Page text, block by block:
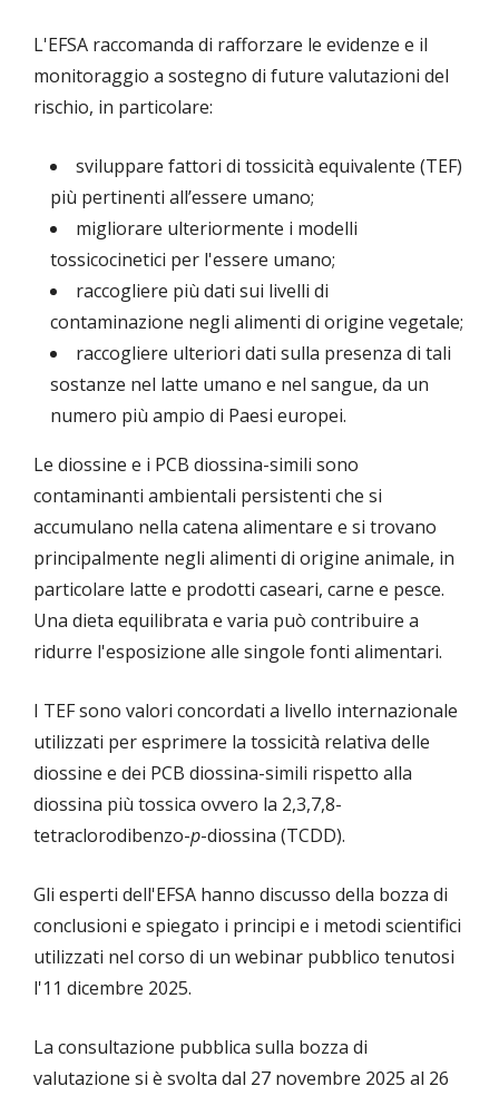
L'EFSA raccomanda di rafforzare le evidenze e il
monitoraggio a sostegno di future valutazioni del
rischio, in particolare:
sviluppare fattori di tossicità equivalente (TEF)
più pertinenti all’essere umano;
migliorare ulteriormente i modelli
tossicocinetici per l'essere umano;
raccogliere più dati sui livelli di
contaminazione negli alimenti di origine vegetale;
raccogliere ulteriori dati sulla presenza di tali
sostanze nel latte umano e nel sangue, da un
numero più ampio di Paesi europei.
Le diossine e i PCB diossina-simili sono
contaminanti ambientali persistenti che si
accumulano nella catena alimentare e si trovano
principalmente negli alimenti di origine animale, in
particolare latte e prodotti caseari, carne e pesce.
Una dieta equilibrata e varia può contribuire a
ridurre l'esposizione alle singole fonti alimentari.
I TEF sono valori concordati a livello internazionale
utilizzati per esprimere la tossicità relativa delle
diossine e dei PCB diossina-simili rispetto alla
diossina più tossica ovvero la 2,3,7,8-
tetraclorodibenzo-p-diossina (TCDD).
Gli esperti dell'EFSA hanno discusso della bozza di
conclusioni e spiegato i principi e i metodi scientifici
utilizzati nel corso di un webinar pubblico tenutosi
l'11 dicembre 2025.
La consultazione pubblica sulla bozza di
valutazione si è svolta dal 27 novembre 2025 al 26